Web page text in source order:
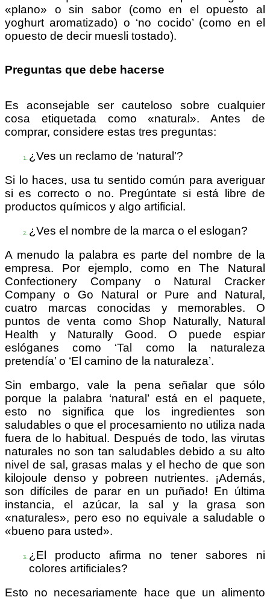
«plano» o sin sabor (como en el opuesto al
yoghurt aromatizado) o ‘no cocido’ (como en el
opuesto de decir muesli tostado).
Preguntas que debe hacerse
Es aconsejable ser cauteloso sobre cualquier
cosa etiquetada como «natural». Antes de
comprar, considere estas tres preguntas:
¿Ves un reclamo de ‘natural’?
Si lo haces, usa tu sentido común para averiguar
si es correcto o no. Pregúntate si está libre de
productos químicos y algo artificial.
¿Ves el nombre de la marca o el eslogan?
A menudo la palabra es parte del nombre de la
empresa. Por ejemplo, como en The Natural
Confectionery Company o Natural Cracker
Company o Go Natural or Pure and Natural,
cuatro marcas conocidas y memorables. O
puntos de venta como Shop Naturally, Natural
Health y Naturally Good. O puede espiar
eslóganes como ‘Tal como la naturaleza
pretendía’ o ‘El camino de la naturaleza’.
Sin embargo, vale la pena señalar que sólo
porque la palabra ‘natural’ está en el paquete,
esto no significa que los ingredientes son
saludables o que el procesamiento no utiliza nada
fuera de lo habitual. Después de todo, las virutas
naturales no son tan saludables debido a su alto
nivel de sal, grasas malas y el hecho de que son
kilojoule denso y pobreen nutrientes. ¡Además,
son difíciles de parar en un puñado! En última
instancia, el azúcar, la sal y la grasa son
«naturales», pero eso no equivale a saludable o
«bueno para usted».
¿El producto afirma no tener sabores ni
colores artificiales?
Esto no necesariamente hace que un alimento